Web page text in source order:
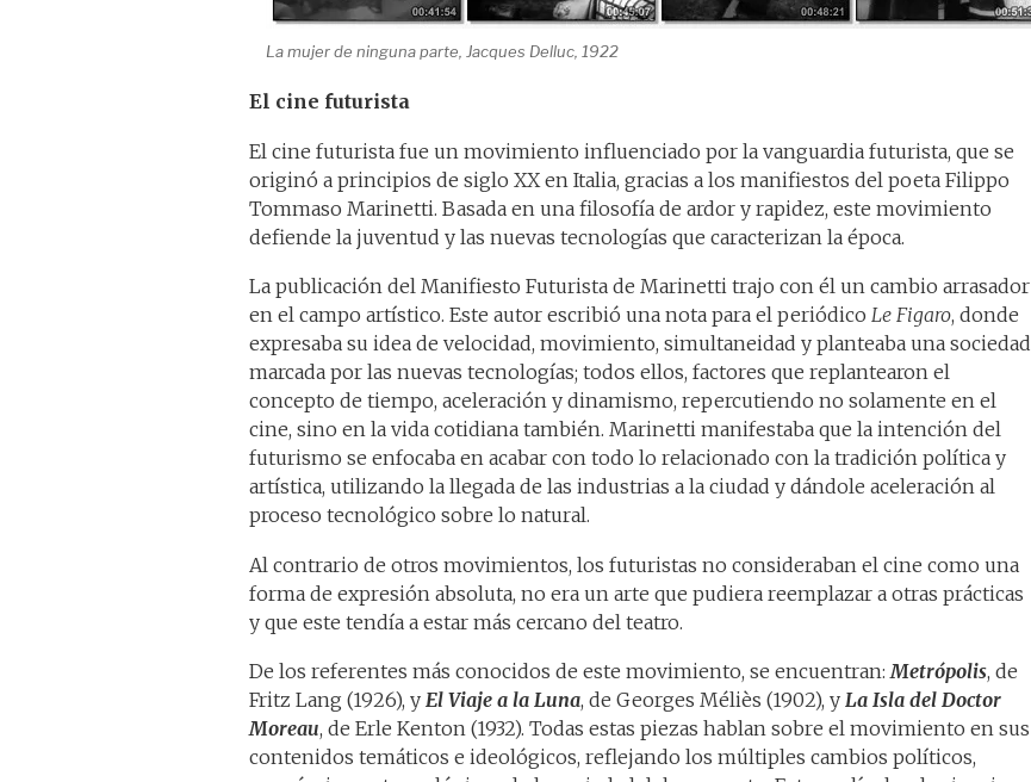
La mujer de ninguna parte, Jacques Delluc, 1922
El cine futurista
El cine futurista fue un movimiento influenciado por la vanguardia futurista, que se
originó a principios de siglo XX en Italia, gracias a los manifiestos del poeta Filippo
Tommaso Marinetti. Basada en una filosofía de ardor y rapidez, este movimiento
defiende la juventud y las nuevas tecnologías que caracterizan la época.
La publicación del Manifiesto Futurista de Marinetti trajo con él un cambio arrasador
en el campo artístico. Este autor escribió una nota para el periódico Le Figaro, donde
expresaba su idea de velocidad, movimiento, simultaneidad y planteaba una sociedad
marcada por las nuevas tecnologías; todos ellos, factores que replantearon el
concepto de tiempo, aceleración y dinamismo, repercutiendo no solamente en el
cine, sino en la vida cotidiana también. Marinetti manifestaba que la intención del
futurismo se enfocaba en acabar con todo lo relacionado con la tradición política y
artística, utilizando la llegada de las industrias a la ciudad y dándole aceleración al
proceso tecnológico sobre lo natural.
Al contrario de otros movimientos, los futuristas no consideraban el cine como una
forma de expresión absoluta, no era un arte que pudiera reemplazar a otras prácticas
y que este tendía a estar más cercano del teatro.
De los referentes más conocidos de este movimiento, se encuentran:Metrópolis, de
Fritz Lang (1926), y El Viaje a la Luna, de Georges Méliès (1902), y La Isla del Doctor
Moreau, de Erle Kenton (1932). Todas estas piezas hablan sobre el movimiento en sus
contenidos temáticos e ideológicos, reflejando los múltiples cambios políticos,